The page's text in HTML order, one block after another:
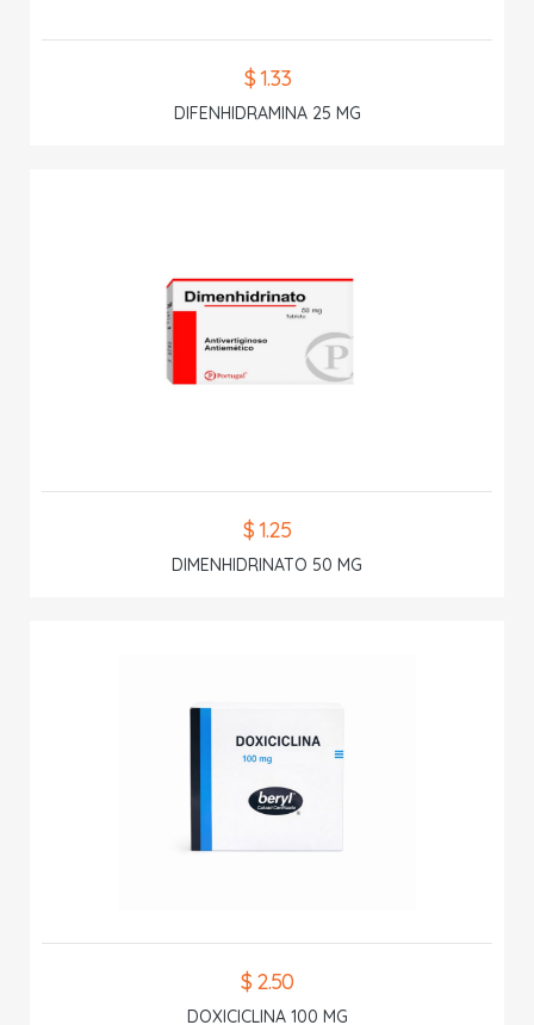
$ 1.33
DIFENHIDRAMINA 25 MG
$ 1.25
DIMENHIDRINATO 50 MG
$ 2.50
DOXICICLINA 100 MG